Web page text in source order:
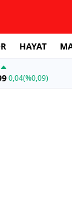
HAYAT
0,04(%0,09)